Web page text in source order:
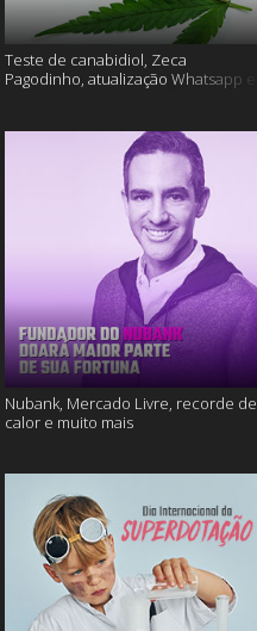
Teste de canabidiol, Zeca
Pagodinho, atualização Whatsapp e
Nubank, Mercado Livre, recorde de
calor e muito mais